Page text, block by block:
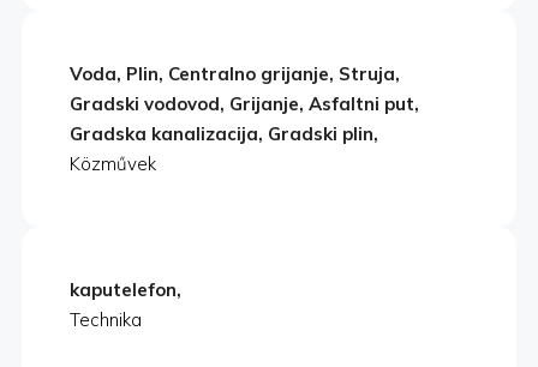
Voda, Plin, Centralno grijanje, Struja,
Gradski vodovod, Grijanje, Asfaltni put,
Gradska kanalizacija, Gradski plin,
Közművek
kaputelefon,
Technika